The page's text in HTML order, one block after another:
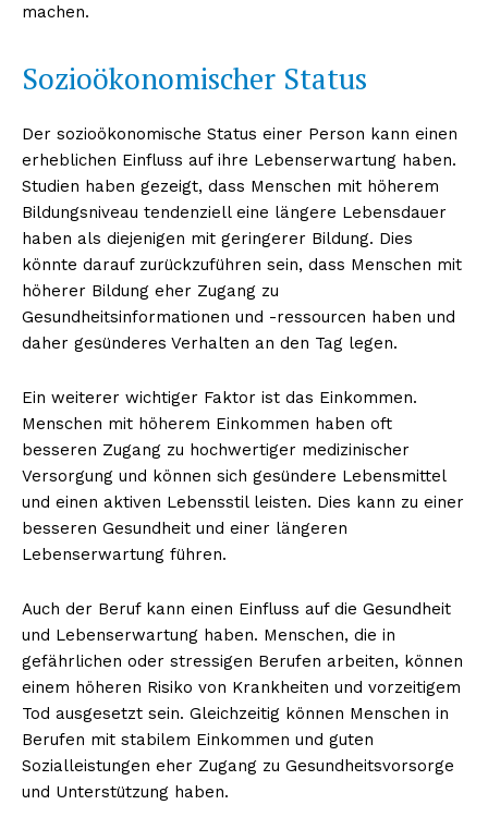
machen.
Sozioökonomischer Status
Der sozioökonomische Status einer Person kann einen
erheblichen Einfluss auf ihre Lebenserwartung haben.
Studien haben gezeigt, dass Menschen mit höherem
Bildungsniveau tendenziell eine längere Lebensdauer
haben als diejenigen mit geringerer Bildung. Dies
könnte darauf zurückzuführen sein, dass Menschen mit
höherer Bildung eher Zugang zu
Gesundheitsinformationen und -ressourcen haben und
daher gesünderes Verhalten an den Tag legen.
Ein weiterer wichtiger Faktor ist das Einkommen.
Menschen mit höherem Einkommen haben oft
besseren Zugang zu hochwertiger medizinischer
Versorgung und können sich gesündere Lebensmittel
und einen aktiven Lebensstil leisten. Dies kann zu einer
besseren Gesundheit und einer längeren
Lebenserwartung führen.
Auch der Beruf kann einen Einfluss auf die Gesundheit
und Lebenserwartung haben. Menschen, die in
gefährlichen oder stressigen Berufen arbeiten, können
einem höheren Risiko von Krankheiten und vorzeitigem
Tod ausgesetzt sein. Gleichzeitig können Menschen in
Berufen mit stabilem Einkommen und guten
Sozialleistungen eher Zugang zu Gesundheitsvorsorge
und Unterstützung haben.